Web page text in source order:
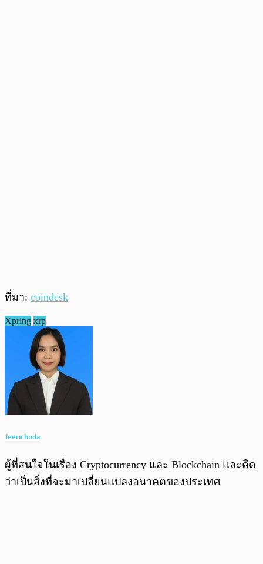
ที่มา: coindesk
Xpring xrp
Jeerichuda
ผู้ที่สนใจในเรื่อง Cryptocurrency และ Blockchain และคิด
ว่าเป็นสิ่งที่จะมาเปลี่ยนแปลงอนาคตของประเทศ